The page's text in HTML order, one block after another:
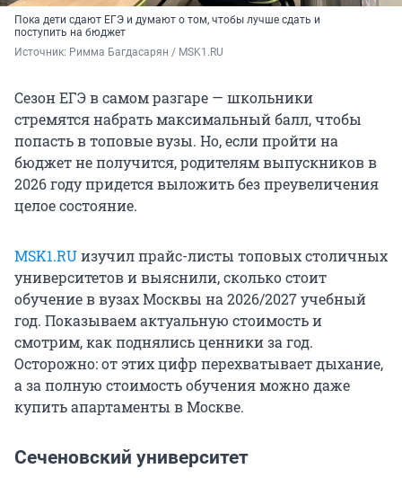
Пока дети сдают ЕГЭ и думают о том, чтобы лучше сдать и
поступить на бюджет
Источник: Римма Багдасарян / MSK1.RU
Сезон ЕГЭ в самом разгаре — школьники
стремятся набрать максимальный балл, чтобы
попасть в топовые вузы. Но, если пройти на
бюджет не получится, родителям выпускников в
2026 году придется выложить без преувеличения
целое состояние.
МSK1.RUизучил прайс-листы топовых столичных
университетов и выяснили, сколько стоит
обучение в вузах Москвы на 2026/2027 учебный
год. Показываем актуальную стоимость и
смотрим, как поднялись ценники за год.
Осторожно: от этих цифр перехватывает дыхание,
а за полную стоимость обучения можно даже
купить апартаменты в Москве.
Сеченовский университет